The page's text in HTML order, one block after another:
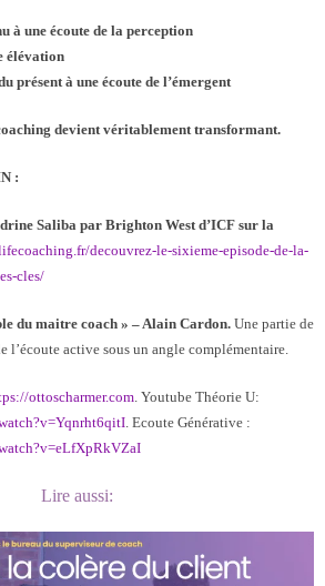
à une écoute de la perception
élévation
présent à une écoute de l’émergent
devient véritablement transformant.
:
Saliba par Brighton West d’ICF sur la
decouvrez-le-sixieme-episode-de-la-
cles/
du maitre coach » – Alain Cardon. Une partie de
l’écoute active sous un angle complémentaire.
ottoscharmer.com. Youtube Théorie U:
. Ecoute Générative :
Lire aussi: